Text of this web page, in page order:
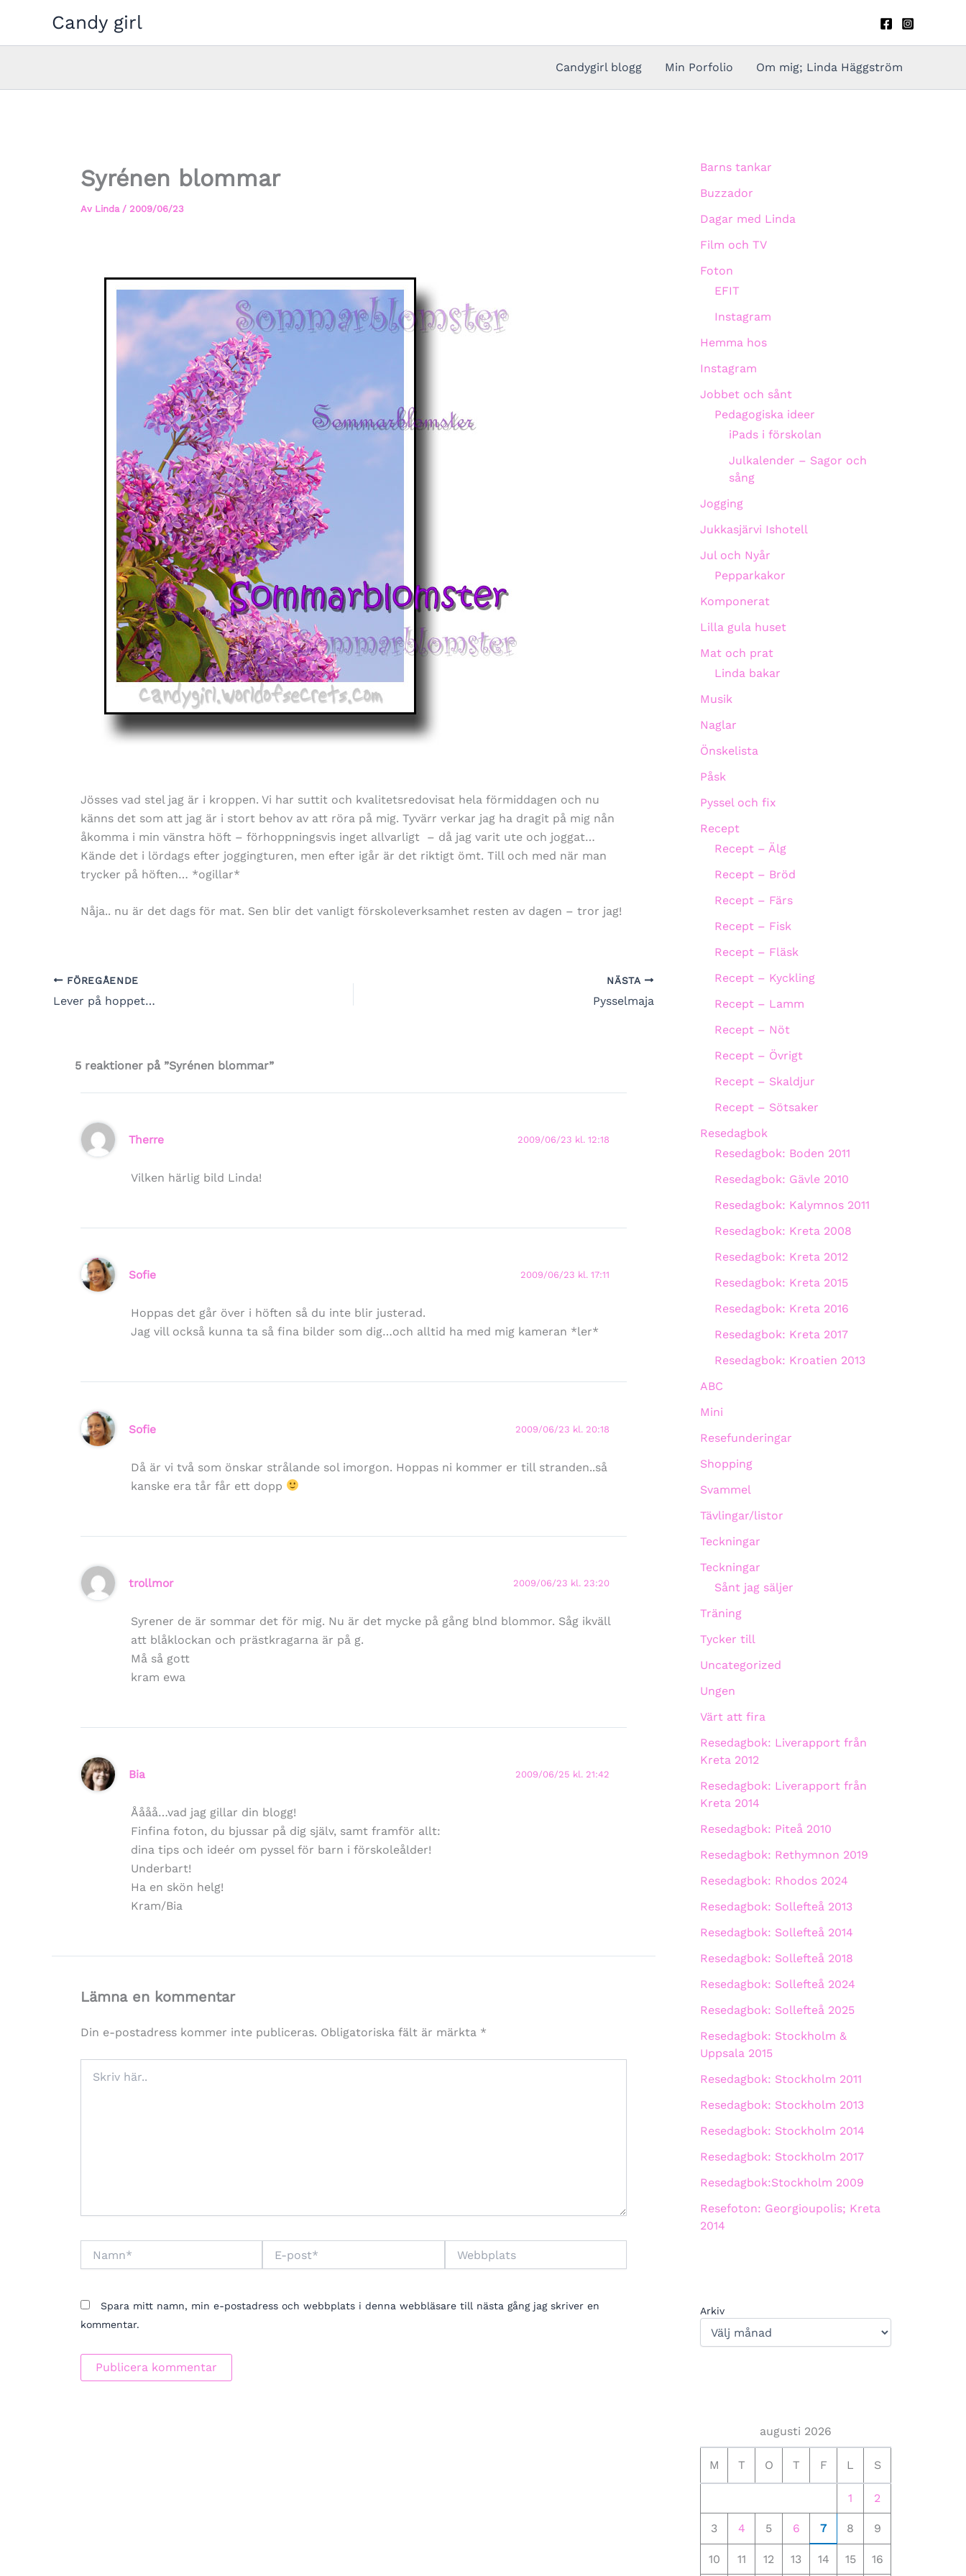
innehåll
Candy girl
Candygirl blogg Min Porfolio Om mig; Linda Häggström
Syrénen blommar
Av Linda / 2009/06/23
Jösses vad stel jag är i kroppen. Vi har suttit och kvalitetsredovisat hela förmiddagen och nu
känns det som att jag är i stort behov av att röra på mig. Tyvärr verkar jag ha dragit på mig nån
åkomma i min vänstra höft – förhoppningsvis inget allvarligt – då jag varit ute och joggat…
Kände det i lördags efter joggingturen, men efter igår är det riktigt ömt. Till och med när man
trycker på höften… *ogillar*
Nåja.. nu är det dags för mat. Sen blir det vanligt förskoleverksamhet resten av dagen – tror jag!
FÖREGÅENDE
Lever på hoppet…
NÄSTA
Pysselmaja
5 reaktioner på ”Syrénen blommar”
Therre 2009/06/23 kl. 12:18
Vilken härlig bild Linda!
Sofie 2009/06/23 kl. 17:11
Hoppas det går över i höften så du inte blir justerad.
Jag vill också kunna ta så fina bilder som dig…och alltid ha med mig kameran *ler*
Sofie 2009/06/23 kl. 20:18
Då är vi två som önskar strålande sol imorgon. Hoppas ni kommer er till stranden..så
kanske era tår får ett dopp
trollmor 2009/06/23 kl. 23:20
Syrener de är sommar det för mig. Nu är det mycke på gång blnd blommor. Såg ikväll
att blåklockan och prästkragarna är på g.
Må så gott
kram ewa
Bia 2009/06/25 kl. 21:42
Åååå…vad jag gillar din blogg!
Finfina foton, du bjussar på dig själv, samt framför allt:
dina tips och ideér om pyssel för barn i förskoleålder!
Underbart!
Ha en skön helg!
Kram/Bia
Lämna en kommentar
Din e-postadress kommer inte publiceras. Obligatoriska fält är märkta *
här..
post*
Spara mitt namn, min e-postadress och webbplats i denna webbläsare till nästa gång jag skriver en
kommentar.
Barns tankar
Buzzador
Dagar med Linda
Film och TV
Foton
EFIT
Instagram
Hemma hos
Instagram
Jobbet och sånt
Pedagogiska ideer
iPads i förskolan
Julkalender – Sagor och
sång
Jogging
Jukkasjärvi Ishotell
Jul och Nyår
Pepparkakor
Komponerat
Lilla gula huset
Mat och prat
Linda bakar
Musik
Naglar
Önskelista
Påsk
Pyssel och fix
Recept
Recept – Älg
Recept – Bröd
Recept – Färs
Recept – Fisk
Recept – Fläsk
Recept – Kyckling
Recept – Lamm
Recept – Nöt
Recept – Övrigt
Recept – Skaldjur
Recept – Sötsaker
Resedagbok
Resedagbok: Boden 2011
Resedagbok: Gävle 2010
Resedagbok: Kalymnos 2011
Resedagbok: Kreta 2008
Resedagbok: Kreta 2012
Resedagbok: Kreta 2015
Resedagbok: Kreta 2016
Resedagbok: Kreta 2017
Resedagbok: Kroatien 2013
ABC
Mini
Resefunderingar
Shopping
Svammel
Tävlingar/listor
Teckningar
Teckningar
Sånt jag säljer
Träning
Tycker till
Uncategorized
Ungen
Värt att fira
Resedagbok: Liverapport från
Kreta 2012
Resedagbok: Liverapport från
Kreta 2014
Resedagbok: Piteå 2010
Resedagbok: Rethymnon 2019
Resedagbok: Rhodos 2024
Resedagbok: Sollefteå 2013
Resedagbok: Sollefteå 2014
Resedagbok: Sollefteå 2018
Resedagbok: Sollefteå 2024
Resedagbok: Sollefteå 2025
Resedagbok: Stockholm &
Uppsala 2015
Resedagbok: Stockholm 2011
Resedagbok: Stockholm 2013
Resedagbok: Stockholm 2014
Resedagbok: Stockholm 2017
Resedagbok:Stockholm 2009
Resefoton: Georgioupolis; Kreta
2014
Arkiv
augusti 2026
M T O T F L S
1 2
3 4 5 6 7 8 9
10 11 12 13 14 15 16